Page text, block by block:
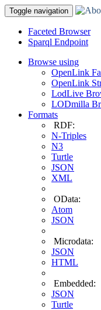
Toggle navigation
Faceted Browser
Sparql Endpoint
Browse using
OpenLink
OpenLink
LodLive
LODmilla
Formats
RDF:
N-Triples
N3
Turtle
JSON
XML
OData:
Atom
JSON
Microdata:
JSON
HTML
Embedded:
JSON
Turtle